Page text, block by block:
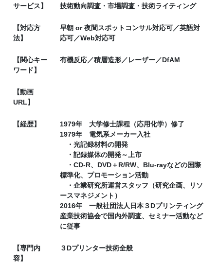
サービス】
技術動向調査・市場調査・技術ライティング
【対応方
法】
早朝 or 夜間スポットコンサル対応可／英語対
応可／Web対応可
【関心キー
ワード】
有機反応／積層造形／レーザー／DfAM
【動画
URL】
【経歴】
1979年 大学修士課程（応用化学）修了
1979年 電気系メーカー入社
・光記録材料の開発
・記録媒体の開発～上市
・CD-R、DVD＋R/RW、Blu-rayなどの国際
標準化、プロモーション活動
・企業研究所運営スタッフ（研究企画、リソ
ースマネジメント）
2016年 一般社団法人日本３Dプリンティング
産業技術協会で国内外調査、セミナー活動など
に従事
【専門内
容】
３Dプリンター技術全般